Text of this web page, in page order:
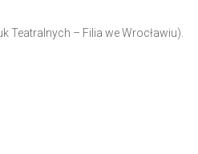
Teatralnych – Filia we Wrocławiu).